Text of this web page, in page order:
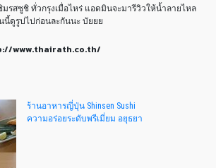
มรสซูชิ ทั่วกรุงเมื่อไหร่ แอดมินจะมารีวิวให้น้ำลายไหล
นี้ดูรูปไปก่อนละกันนะ บัยยย
www.thairath.co.th/
ร้านอาหารญี่ปุ่น Shinsen Sushi
ความอร่อยระดับพรีเมี่ยม อยุธยา